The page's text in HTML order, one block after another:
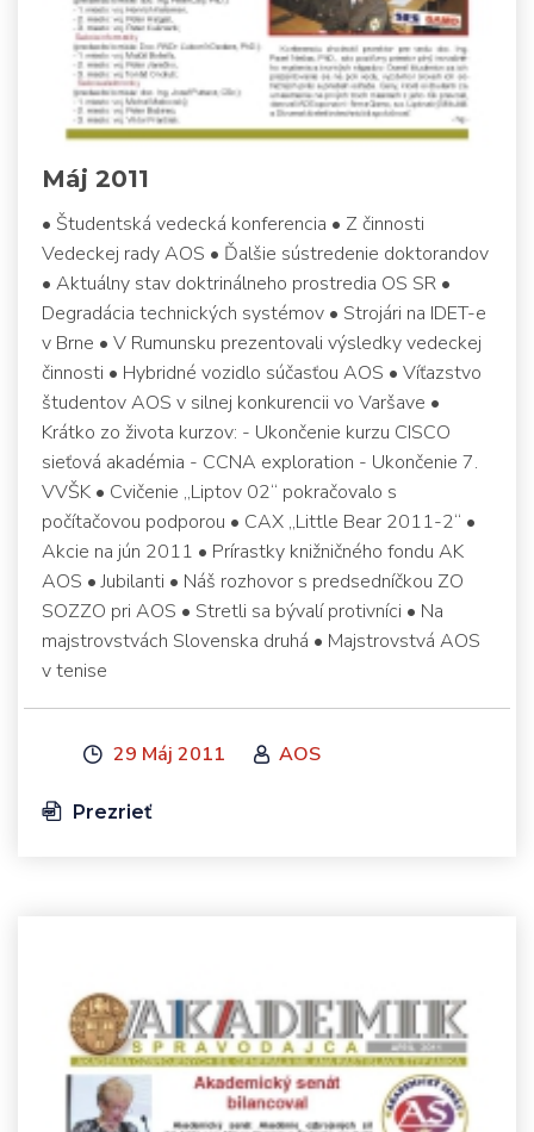
Máj 2011
• Študentská vedecká konferencia • Z činnosti
Vedeckej rady AOS • Ďalšie sústredenie doktorandov
• Aktuálny stav doktrinálneho prostredia OS SR •
Degradácia technických systémov • Strojári na IDET-e
v Brne • V Rumunsku prezentovali výsledky vedeckej
činnosti • Hybridné vozidlo súčasťou AOS • Víťazstvo
študentov AOS v silnej konkurencii vo Varšave •
Krátko zo života kurzov: - Ukončenie kurzu CISCO
sieťová akadémia - CCNA exploration - Ukončenie 7.
VVŠK • Cvičenie „Liptov 02“ pokračovalo s
počítačovou podporou • CAX „Little Bear 2011-2“ •
Akcie na jún 2011 • Prírastky knižničného fondu AK
AOS • Jubilanti • Náš rozhovor s predsedníčkou ZO
SOZZO pri AOS • Stretli sa bývalí protivníci • Na
majstrovstvách Slovenska druhá • Majstrovstvá AOS
v tenise
29 Máj 2011 AOS
Prezrieť